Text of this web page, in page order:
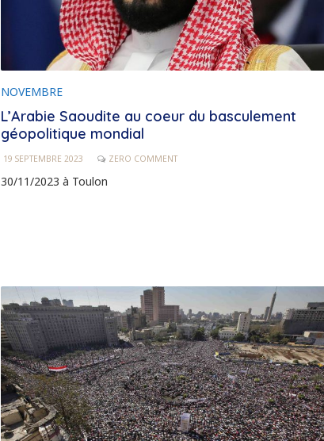
NOVEMBRE
L’Arabie Saoudite au coeur du basculement
géopolitique mondial
19 SEPTEMBRE 2023 ZERO COMMENT
30/11/2023 à Toulon